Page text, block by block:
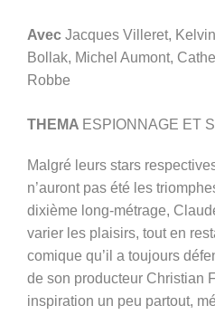
Avec Jacques Villeret,
Bollak, Michel Aumont,
Robbe
THEMA ESPIONNAGE ET
Malgré leurs stars
n’auront pas été les
dixième long-métrage,
varier les plaisirs, tout en
comique qu’il a toujours
de son producteur Christian
inspiration un peu partout,